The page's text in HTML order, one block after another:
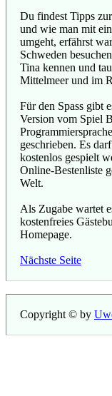
Du findest Tipps
und wie man mit
umgeht, erfährst
Schweden
Tina kennen und
Mittelmeer und im
Für den Spass gibt
Version vom Spiel
geschrieben. Es
kostenlos gespielt
Online-Bestenliste
Welt.
Als Zugabe wartet
kostenfreies
Homepage.
Nächste Seite
Copyright © by